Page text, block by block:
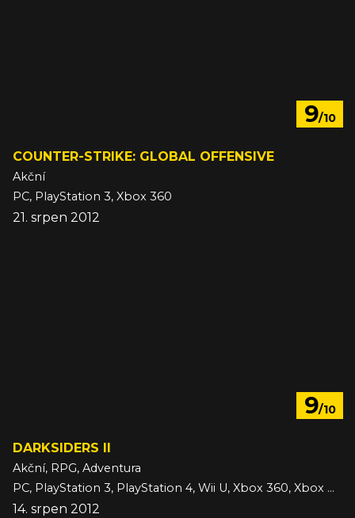
9/10
COUNTER-STRIKE: GLOBAL OFFENSIVE
Akční
PC, PlayStation 3, Xbox 360
21. srpen 2012
9/10
DARKSIDERS II
Akční, RPG, Adventura
PC, PlayStation 3, PlayStation 4, Wii U, Xbox 360, Xbox One
14. srpen 2012